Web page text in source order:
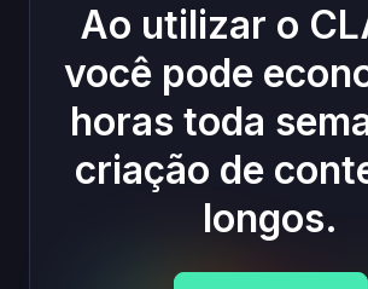
Ao utilizar o
você pode
horas toda
criação de
longos.